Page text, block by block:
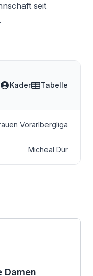
seit
Kader Tabelle
Vorarlbergliga
Micheal Dür
Damen